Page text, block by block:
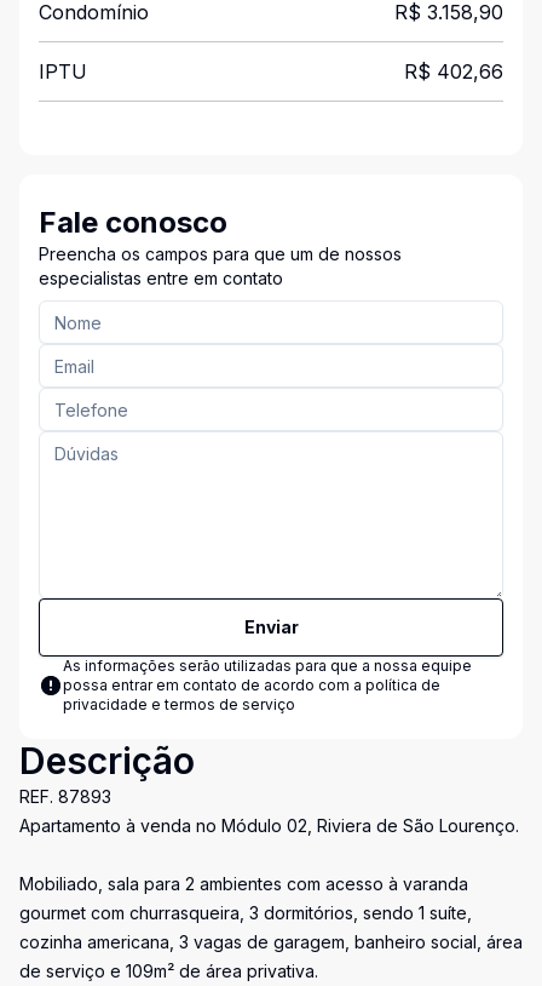
Condomínio R$ 3.158,90
IPTU R$ 402,66
Fale conosco
Preencha os campos para que um de nossos
especialistas entre em contato
Enviar
As informações serão utilizadas para que a nossa equipe
possa entrar em contato de acordo com a política de
privacidade e termos de serviço
Descrição
REF. 87893
Apartamento à venda no Módulo 02, Riviera de São Lourenço.
Mobiliado, sala para 2 ambientes com acesso à varanda
gourmet com churrasqueira, 3 dormitórios, sendo 1 suíte,
cozinha americana, 3 vagas de garagem, banheiro social, área
de serviço e 109m² de área privativa.